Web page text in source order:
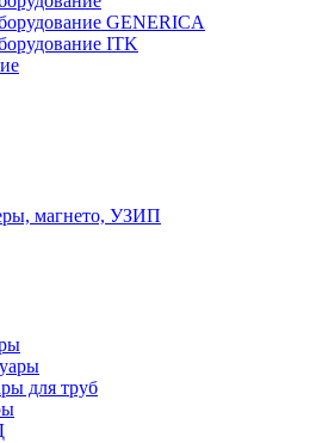
GENERICA
ITK
магнето, УЗИП
для труб